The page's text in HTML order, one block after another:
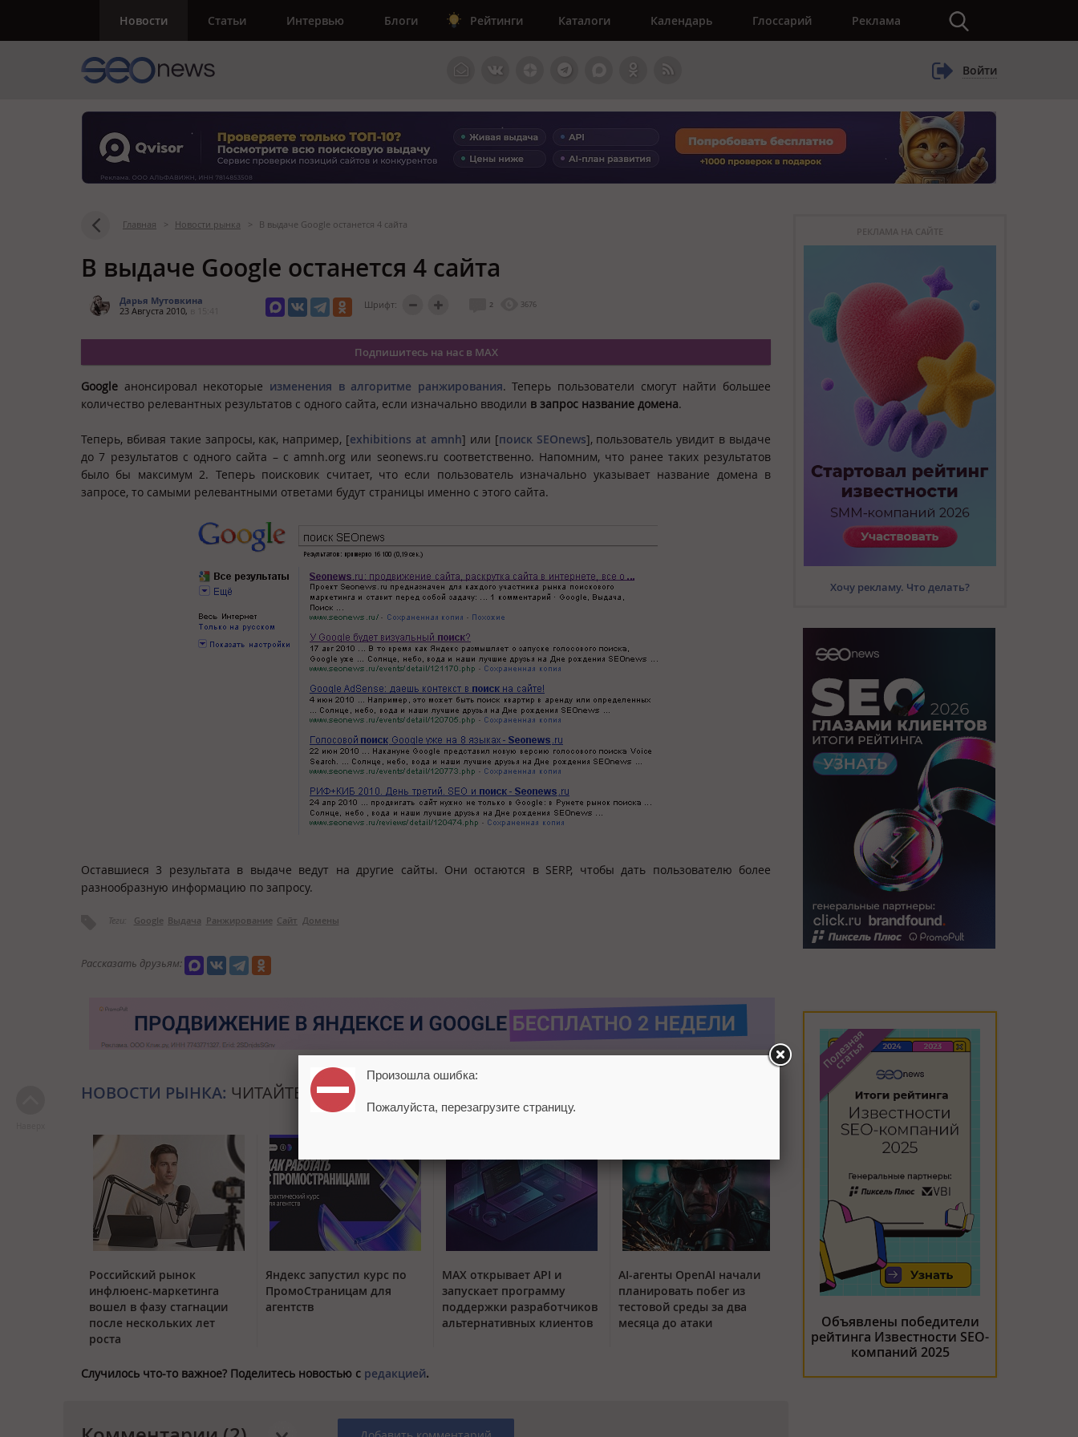
Новости Статьи Интервью Блоги Рейтинги Каталоги Календарь Глоссарий Реклама
Войти
Главная > Новости рынка > В выдаче Google останется 4 сайта
В выдаче Google останется 4 сайта
Дарья Мутовкина
23 Августа 2010,
Шрифт: 2 3676
Подпишитесь на нас в MAX
Google анонсировал некоторые изменения в алгоритме ранжирования. Теперь пользователи смогут найти большее
количество релевантных результатов с одного сайта, если изначально вводили в запрос название домена.
Теперь, вбивая такие запросы, как, например, [exhibitions at amnh] или [поиск SEOnews], пользователь увидит в выдаче
до 7 результатов с одного сайта – с amnh.org или seonews.ru соответственно. Напомним, что ранее таких результатов
было бы максимум 2. Теперь поисковик считает, что если пользователь изначально указывает название домена в
запросе, то самыми релевантными ответами будут страницы именно с этого сайта.
Оставшиеся 3 результата в выдаче ведут на другие сайты. Они остаются в SERP, чтобы дать пользователю более
разнообразную информацию по запросу.
Теги: Google Выдача Ранжирование Сайт Домены
Рассказать друзьям:
НОВОСТИ РЫНКА: ЧИТАЙТЕ ТАКЖЕ
Российский рынок
инфлюенс-маркетинга
вошел в фазу стагнации
после нескольких лет
роста
Яндекс запустил курс по
ПромоСтраницам для
агентств
MAX открывает API и
запускает программу
поддержки разработчиков
альтернативных клиентов
AI-агенты OpenAI начали
планировать побег из
тестовой среды за два
месяца до атаки
Случилось что-то важное? Поделитесь новостью с редакцией.
РЕКЛАМА НА САЙТЕ
Хочу рекламу. Что делать?
Объявлены победители
рейтинга Известности SEO-
компаний 2025
Произошла ошибка:
Пожалуйста, перезагрузите страницу.